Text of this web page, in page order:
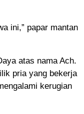
ini,” papar mantan
atas nama Ach.
pria yang bekerja
kerugian